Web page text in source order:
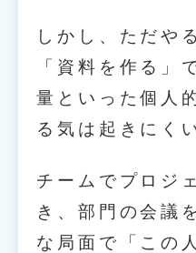
しかし、ただや
「資料を作る」
量といった個人
る気は起きにく
チームでプロジ
き、部門の会議
な局面で「この